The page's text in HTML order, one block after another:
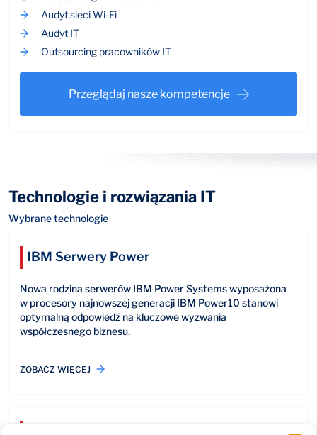
Audyt sieci Wi-Fi
Audyt IT
Outsourcing pracowników IT
Przeglądaj nasze kompetencje
Technologie i rozwiązania IT
Wybrane technologie
IBM Serwery Power
Nowa rodzina serwerów IBM Power Systems wyposażona
w procesory najnowszej generacji IBM Power10 stanowi
optymalną odpowiedź na kluczowe wyzwania
współczesnego biznesu.
ZOBACZ WIĘCEJ